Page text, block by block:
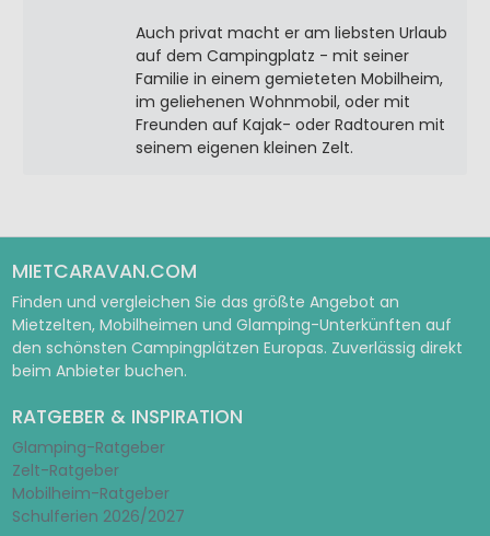
Auch privat macht er am liebsten Urlaub
auf dem Campingplatz - mit seiner
Familie in einem gemieteten Mobilheim,
im geliehenen Wohnmobil, oder mit
Freunden auf Kajak- oder Radtouren mit
seinem eigenen kleinen Zelt.
MIETCARAVAN.COM
Finden und vergleichen Sie das größte Angebot an
Mietzelten, Mobilheimen und Glamping-Unterkünften auf
den schönsten Campingplätzen Europas. Zuverlässig direkt
beim Anbieter buchen.
RATGEBER & INSPIRATION
Glamping-Ratgeber
Zelt-Ratgeber
Mobilheim-Ratgeber
Schulferien 2026/2027